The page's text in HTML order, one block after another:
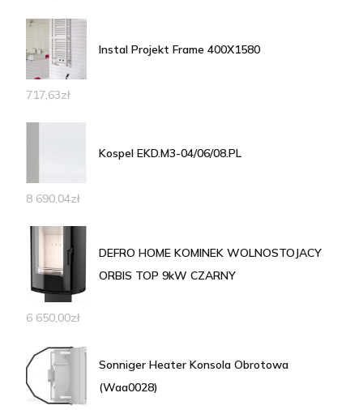
Instal Projekt Frame 400X1580
717,63zł
Kospel EKD.M3-04/06/08.PL
8 690,04zł
DEFRO HOME KOMINEK WOLNOSTOJACY
ORBIS TOP 9kW CZARNY
6 650,00zł
Sonniger Heater Konsola Obrotowa
(Waa0028)